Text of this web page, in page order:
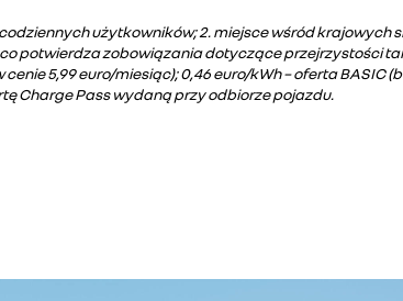
użytkowników; 2. miejsce wśród krajowych
potwierdza zobowiązania dotyczące przejrzystości
5,99 euro/miesiąc); 0,46 euro/kWh – oferta BASIC
Charge Pass wydaną przy odbiorze pojazdu.